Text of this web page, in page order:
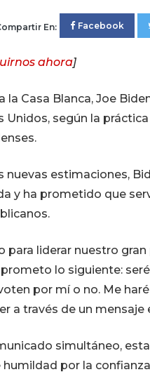
En: Facebook
ahora]
Casa Blanca, Joe
según la
estimaciones,
y ha prometido que
para liderar nuestro
lo siguiente:
por mí o no. Me
a través de un mensaje
simultáneo,
por la